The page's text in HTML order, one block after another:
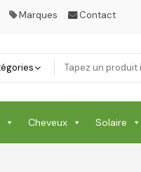
Marques Contact
Cheveux Solaire